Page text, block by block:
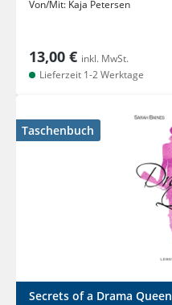
Von/Mit: Kaja Petersen
13,00 € inkl. MwSt.
Lieferzeit 1-2 Werktage
Taschenbuch
Secrets of a Drama Queen